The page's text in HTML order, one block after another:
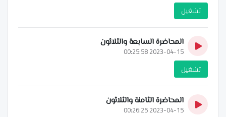
تشغيل
المحاضرة السابعة والثلاثون
2023-04-15 00:25:58
تشغيل
المحاضرة الثامنة والثلاثون
2023-04-15 00:26:25